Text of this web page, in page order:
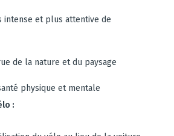
intense et plus attentive de
de la nature et du paysage
physique et mentale
: